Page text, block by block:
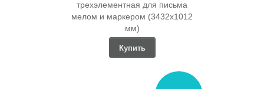
трехэлементная для письма
мелом и маркером (3432х1012
мм)
Купить